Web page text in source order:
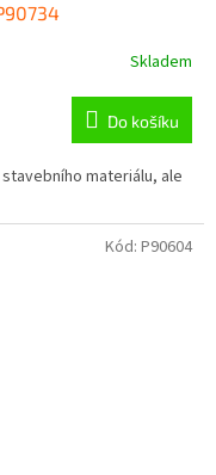
Skladem
Do košíku
materiálu, ale
Kód: P90604